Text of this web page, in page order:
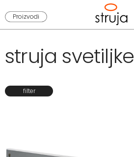
Proizvodi
struja svetiljke
filter